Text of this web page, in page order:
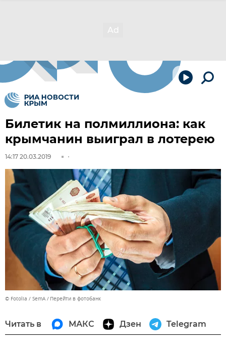
Билетик на полмиллиона: как
крымчанин выиграл в лотерею
14:17 20.03.2019
© Fotolia / SemA Перейти в фотобанк
Читать в МАКС Дзен Telegram